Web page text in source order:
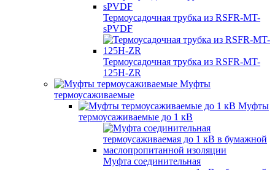
Термоусадочная трубка из RSFR-MT-
sPVDF
Термоусадочная трубка из RSFR-MT-
125H-ZR
Муфты
термоусаживаемые
Муфты
термоусаживаемые до 1 кВ
Муфта соединительная